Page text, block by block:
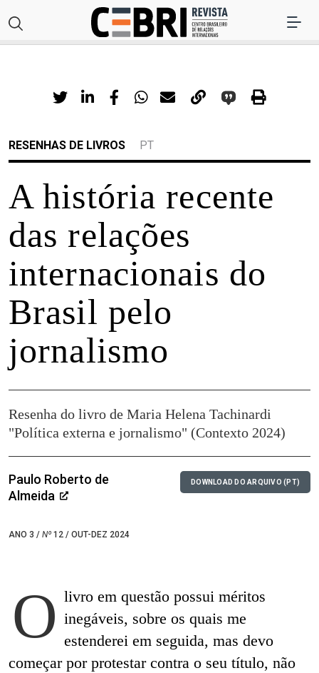
RESENHAS DE LIVROS PT
A história recente
das relações
internacionais do
Brasil pelo
jornalismo
Resenha do livro de Maria Helena Tachinardi
"Política externa e jornalismo" (Contexto 2024)
Paulo Roberto de
Almeida
ANO 3 / Nº 12 / OUT-DEZ 2024
DOWNLOAD DO ARQUIVO (PT)
O livro em questão possui méritos
inegáveis, sobre os quais me
estenderei em seguida, mas devo
começar por protestar contra o seu título, não